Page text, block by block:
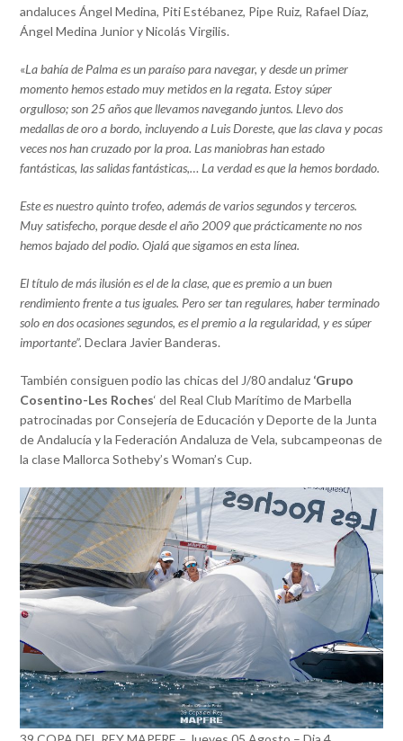
andaluces Ángel Medina, Piti Estébanez, Pipe Ruiz, Rafael Díaz,
Ángel Medina Junior y Nicolás Virgilis.
«La bahía de Palma es un paraíso para navegar, y desde un primer
momento hemos estado muy metidos en la regata. Estoy súper
orgulloso; son 25 años que llevamos navegando juntos. Llevo dos
medallas de oro a bordo, incluyendo a Luis Doreste, que las clava y pocas
veces nos han cruzado por la proa. Las maniobras han estado
fantásticas, las salidas fantásticas,… La verdad es que la hemos bordado.
Este es nuestro quinto trofeo, además de varios segundos y terceros.
Muy satisfecho, porque desde el año 2009 que prácticamente no nos
hemos bajado del podio. Ojalá que sigamos en esta línea.
El título de más ilusión es el de la clase, que es premio a un buen
rendimiento frente a tus iguales. Pero ser tan regulares, haber terminado
solo en dos ocasiones segundos, es el premio a la regularidad, y es súper
importante”. Declara Javier Banderas.
También consiguen podio las chicas del J/80 andaluz ‘Grupo
Cosentino-Les Roches‘ del Real Club Marítimo de Marbella
patrocinadas por Consejería de Educación y Deporte de la Junta
de Andalucía y la Federación Andaluza de Vela, subcampeonas de
la clase Mallorca Sotheby’s Woman’s Cup.